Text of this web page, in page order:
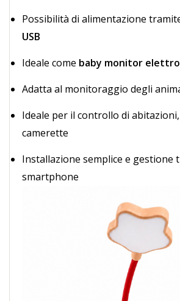
Possibilità di alimentazione
USB
Ideale come baby monitor
Adatta al monitoraggio degli
Ideale per il controllo di
camerette
Installazione semplice e gestione
smartphone